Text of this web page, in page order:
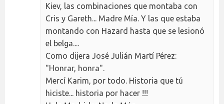
Kiev, las combinaciones que montaba con
Cris y Gareth... Madre Mía. Y las que estaba
montando con Hazard hasta que se lesionó
el belga....
Como dijera José Julián Martí Pérez:
"Honrar, honra".
Mercí Karim, por todo. Historia que tú
hiciste... historia por hacer !!!